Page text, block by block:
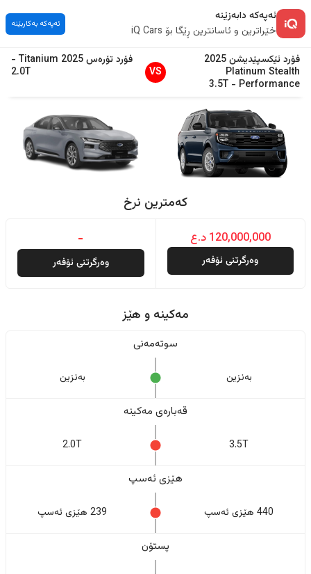
ئەپەکە دابەزێنە
خێراترین و ئاسانترین ڕێگا بۆ iQ Cars
ئەپەکە بەکاربێنە
فۆرد ئێکسپێدیشن2025
Platinum Stealth
Performance
-
3.5T
VS
فۆردتۆرەس2025
Titanium
-
2.0T
کەمترین نرخ
120,000,000 د.ع
وەرگرتنی ئۆفەر
-
وەرگرتنی ئۆفەر
مەکینە و هێز
سوتەمەنی
بەنزین بەنزین
قەبارەی مەکینە
3.5T
2.0T
هێزی ئەسپ
440 هێزی ئەسپ 239 هێزی ئەسپ
پستۆن